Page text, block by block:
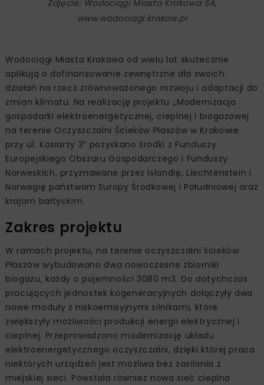
Zdjęcie: Wodociągi Miasta Krakowa SA,
www.wodociagi.krakow.pl
Wodociągi Miasta Krakowa od wielu lat skutecznie
aplikują o dofinansowanie zewnętrzne dla swoich
działań na rzecz zrównoważonego rozwoju i adaptacji do
zmian klimatu. Na realizację projektu ,,Modernizacja
gospodarki elektroenergetycznej, cieplnej i biogazowej
na terenie Oczyszczalni Ścieków Płaszów w Krakowie
przy ul. Kosiarzy 3” pozyskano środki z Funduszy
Europejskiego Obszaru Gospodarczego i Funduszy
Norweskich, przyznawane przez Islandię, Liechtenstein i
Norwegię państwom Europy Środkowej i Południowej oraz
krajom bałtyckim.
Zakres projektu
W ramach projektu, na terenie oczyszczalni ścieków
Płaszów wybudowano dwa nowoczesne zbiorniki
biogazu, każdy o pojemności 3080 m3. Do dotychczas
pracujących jednostek kogeneracyjnych dołączyły dwa
nowe moduły z niskoemisyjnymi silnikami, które
zwiększyły możliwości produkcji energii elektrycznej i
cieplnej. Przeprowadzono modernizację układu
elektroenergetycznego oczyszczalni, dzięki której praca
niektórych urządzeń jest możliwa bez zasilania z
miejskiej sieci. Powstała również nowa sieć cieplna